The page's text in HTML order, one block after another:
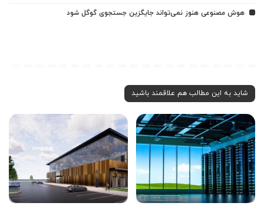
هوش مصنوعی هنوز نمی‌تواند جایگزین جستجوی گوگل شود
شاید به این مطالب هم علاقمند باشید